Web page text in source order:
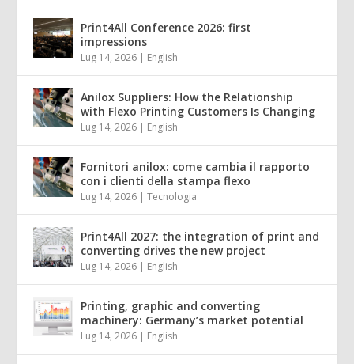
Print4All Conference 2026: first
impressions
Lug 14, 2026 | English
Anilox Suppliers: How the Relationship
with Flexo Printing Customers Is Changing
Lug 14, 2026 | English
Fornitori anilox: come cambia il rapporto
con i clienti della stampa flexo
Lug 14, 2026 |Tecnologia
Print4All 2027: the integration of print and
converting drives the new project
Lug 14, 2026 | English
Printing, graphic and converting
machinery: Germany’s market potential
Lug 14, 2026 | English